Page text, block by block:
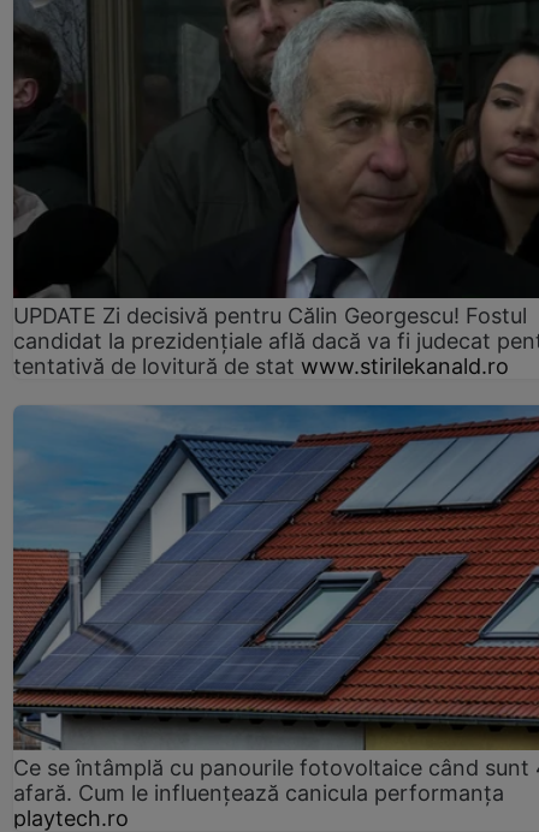
UPDATE Zi decisivă pentru Călin Georgescu! Fostul
candidat la prezidențiale află dacă va fi judecat
tentativă de lovitură de stat www.stirilekanald.ro
Ce se întâmplă cu panourile fotovoltaice când sunt
afară. Cum le influențează canicula performanța
playtech.ro